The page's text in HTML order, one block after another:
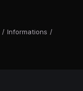
/ Informations /